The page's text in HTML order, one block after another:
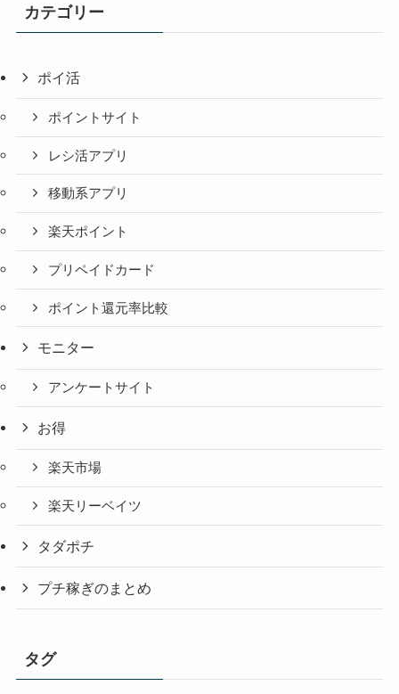
カテゴリー
ポイ活
ポイントサイト
レシ活アプリ
移動系アプリ
楽天ポイント
プリペイドカード
ポイント還元率比較
モニター
アンケートサイト
お得
楽天市場
楽天リーベイツ
タダポチ
プチ稼ぎのまとめ
タグ